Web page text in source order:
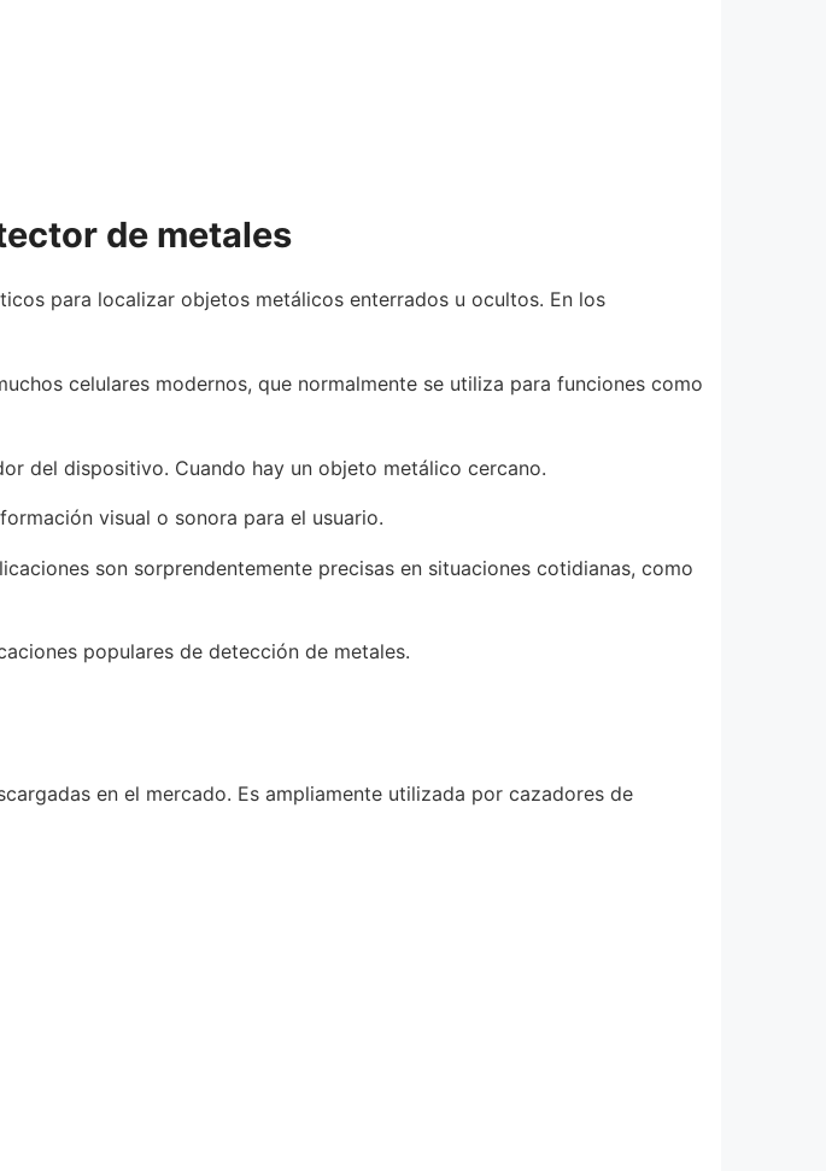
de metales
para localizar objetos metálicos enterrados u ocultos. En los
celulares modernos, que normalmente se utiliza para funciones como
del dispositivo. Cuando hay un objeto metálico cercano.
visual o sonora para el usuario.
son sorprendentemente precisas en situaciones cotidianas, como
populares de detección de metales.
en el mercado. Es ampliamente utilizada por cazadores de